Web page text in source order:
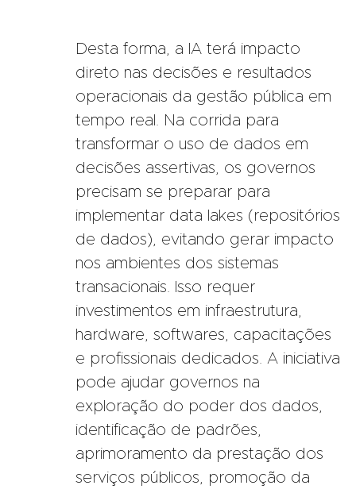
Desta forma, a IA terá impacto
direto nas decisões e resultados
operacionais da gestão pública em
tempo real. Na corrida para
transformar o uso de dados em
decisões assertivas, os governos
precisam se preparar para
implementar data lakes (repositórios
de dados), evitando gerar impacto
nos ambientes dos sistemas
transacionais. Isso requer
investimentos em infraestrutura,
hardware, softwares, capacitações
e profissionais dedicados. A iniciativa
pode ajudar governos na
exploração do poder dos dados,
identificação de padrões,
aprimoramento da prestação dos
serviços públicos, promoção da